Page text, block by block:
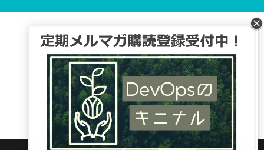
Facebook、TwitterでDevOpsに関する
情報配信を行っています。
Tweets by DevOpsHubjp